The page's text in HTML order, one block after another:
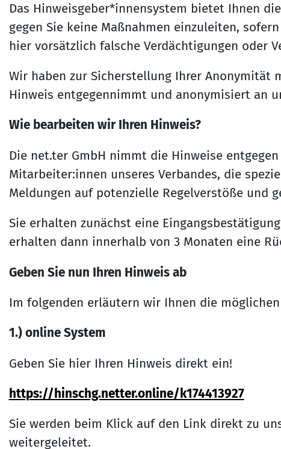
Das Hinweisgeber*innensystem bietet Ihnen
gegen Sie keine Maßnahmen einzuleiten,
hier vorsätzlich falsche Verdächtigungen oder
Wir haben zur Sicherstellung Ihrer Anonymität
Hinweis entgegennimmt und anonymisiert an
Wie bearbeiten wir Ihren Hinweis?
Die net.ter GmbH nimmt die Hinweise
Mitarbeiter:innen unseres Verbandes, die
Meldungen auf potenzielle Regelverstöße und
Sie erhalten zunächst eine
erhalten dann innerhalb von 3 Monaten eine
Geben Sie nun Ihren Hinweis ab
Im folgenden erläutern wir Ihnen die
1.) online System
Geben Sie hier Ihren Hinweis direkt ein!
https://hinschg.netter.online/k174413927
Sie werden beim Klick auf den Link direkt zu
weitergeleitet.